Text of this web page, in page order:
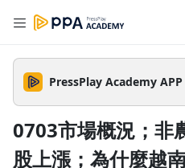
註冊領取
🌞 PPA 避暑津貼．冷
🥵 酷暑限時快閃｜單筆滿
2% 點數回饋！🚀 酷暑來
進修 限時開跑】◾單筆滿
即日起 - 8/13（只有一週
無上限🔥購買任一課程 or
3 天前
PressPlay Academy APP
0703市場概況；非
股上漲；為什麼越
--:--
返回